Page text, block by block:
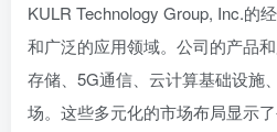
KULR Technology Group, Inc.的
和广泛的应用领域。公司的产品
存储、5G通信、云计算基础设施
场。这些多元化的市场布局显示